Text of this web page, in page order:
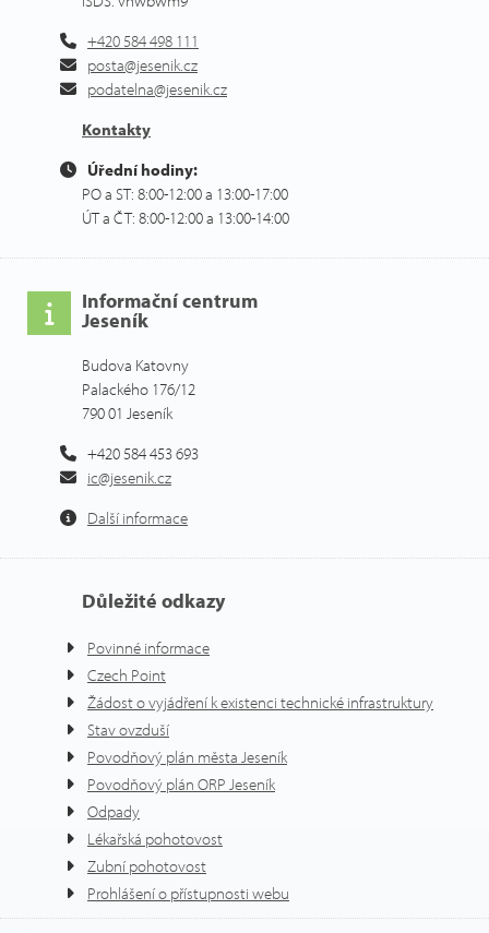
+420 584 498 111
posta@jesenik.cz
podatelna@jesenik.cz
Kontakty
Úřední hodiny:
PO a ST: 8:00-12:00 a 13:00-17:00
ÚT a ČT: 8:00-12:00 a 13:00-14:00
Informační centrum
Jeseník
Budova Katovny
Palackého 176/12
790 01 Jeseník
+420 584 453 693
ic@jesenik.cz
Další informace
Důležité odkazy
Povinné informace
Czech Point
Žádost o vyjádření k existenci technické infrastruktury
Stav ovzduší
Povodňový plán města Jeseník
Povodňový plán ORP Jeseník
Odpady
Lékařská pohotovost
Zubní pohotovost
Prohlášení o přístupnosti webu